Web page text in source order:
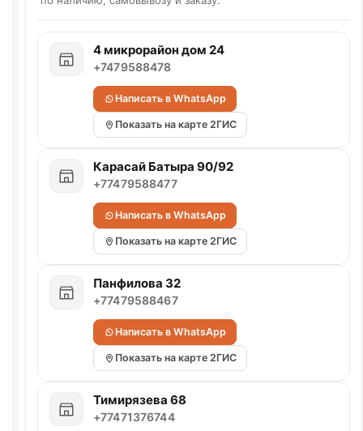
4 микрорайон дом 24
+7479588478
Написать в WhatsApp
Показать на карте 2ГИС
Карасай Батыра 90/92
+77479588477
Написать в WhatsApp
Показать на карте 2ГИС
Панфилова 32
+77479588467
Написать в WhatsApp
Показать на карте 2ГИС
Тимирязева 68
+77471376744